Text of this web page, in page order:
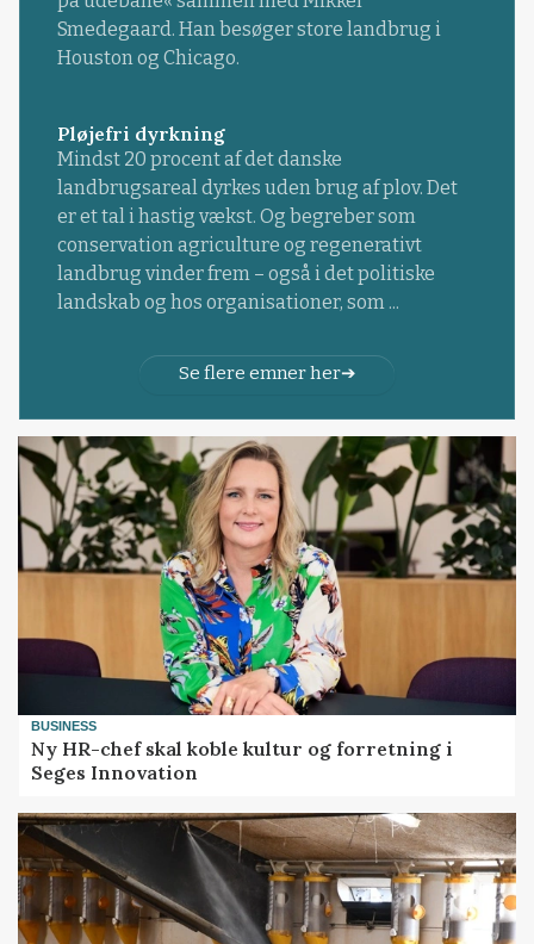
Smedegaard. Han besøger store landbrug i
Houston og Chicago.
Pløjefri dyrkning
Mindst 20 procent af det danske
landbrugsareal dyrkes uden brug af plov. Det
er et tal i hastig vækst. Og begreber som
conservation agriculture og regenerativt
landbrug vinder frem – også i det politiske
landskab og hos organisationer, som ...
Se flere emner her
BUSINESS
Ny HR-chef skal koble kultur og forretning i
Seges Innovation